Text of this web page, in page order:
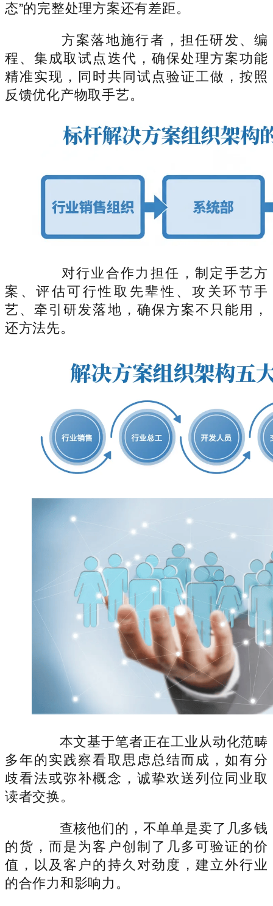
态”的完整处理方案还有差距。
方案落地施行者，担任研发、编
程、集成取试点迭代，确保处理方案功能
精准实现，同时共同试点验证工做，按照
反馈优化产物取手艺。
对行业合作力担任，制定手艺方
案、评估可行性取先辈性、攻关环节手
艺、牵引研发落地，确保方案不只能用，
还方法先。
本文基于笔者正在工业从动化范畴
多年的实践察看取思虑总结而成，如有分
歧看法或弥补概念，诚挚欢送列位同业取
读者交换。
查核他们的，不单单是卖了几多钱
的货，而是为客户创制了几多可验证的价
值，以及客户的持久对劲度，建立外行业
的合作力和影响力。